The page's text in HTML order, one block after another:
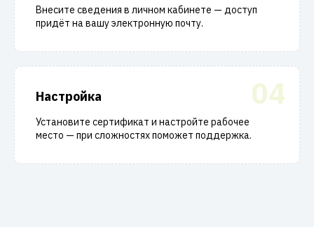
Внесите сведения в личном кабинете — доступ
придёт на вашу электронную почту.
04
Настройка
Установите сертификат и настройте рабочее
место — при сложностях поможет поддержка.